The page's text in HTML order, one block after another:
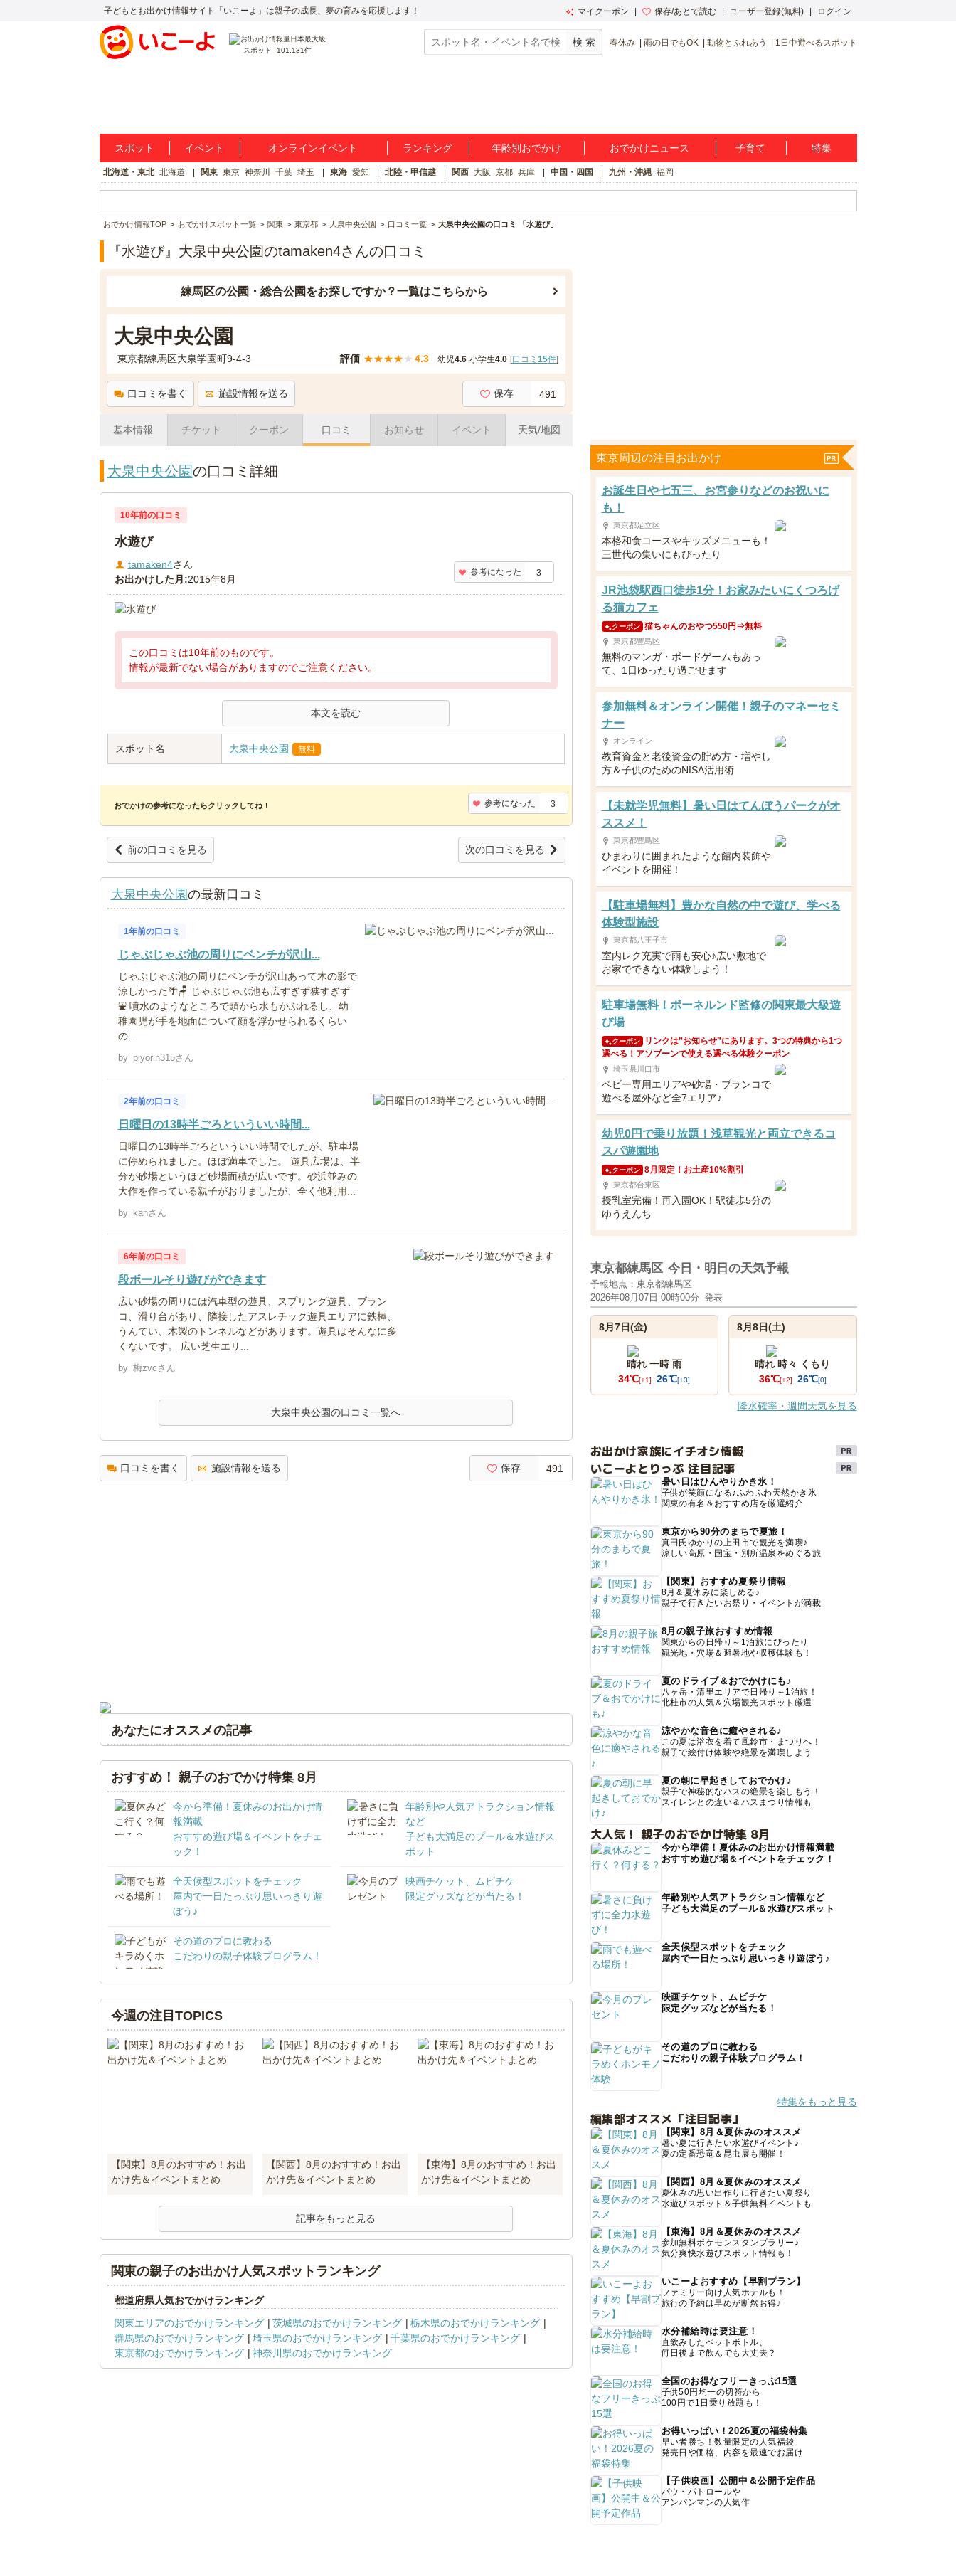
子どもとお出かけ情報サイト「いこーよ」は親子の成長、夢の育みを応援します！ マイクーポン 保存/あとで読む ユーザー登録(無料) ログイン
スポット 101,131件
春休み 雨の日でもOK 動物とふれあう 1日中遊べるスポット
スポット イベント オンラインイベント ランキング 年齢別おでかけ おでかけニュース 子育て 特集
北海道・東北 北海道 関東 東京 神奈川 千葉 埼玉 東海 愛知 北陸・甲信越 関西 大阪 京都 兵庫 中国・四国 九州・沖縄 福岡
おでかけ情報TOP おでかけスポット一覧 関東 東京都 大泉中央公園 口コミ一覧 大泉中央公園の口コミ 「水遊び」
『水遊び』大泉中央公園のtamaken4さんの口コミ
練馬区の公園・総合公園をお探しですか？一覧はこちらから
大泉中央公園
東京都練馬区大泉学園町9-4-3 評価 ★★★★★ 4.3 幼児4.6 小学生4.0 [口コミ 15件]
口コミを書く 施設情報を送る 保存 491
基本情報 チケット クーポン 口コミ お知らせ イベント 天気/地図
大泉中央公園の口コミ詳細
10年前の口コミ
水遊び
tamaken4さん
お出かけした月:2015年8月
参考になった 3
この口コミは10年前のものです。
情報が最新でない場合がありますのでご注意ください。
本文を読む
スポット名 大泉中央公園 無料
おでかけの参考になったらクリックしてね！ 参考になった 3
前の口コミを見る 次の口コミを見る
大泉中央公園の最新口コミ
1年前の口コミ
じゃぶじゃぶ池の周りにベンチが沢山...
じゃぶじゃぶ池の周りにベンチが沢山あって木の影で
涼しかった🌴🪑 じゃぶじゃぶ池も広すぎず狭すぎず
⛲️ 噴水のようなところで頭から水もかぶれるし、幼
稚園児が手を地面について顔を浮かせられるくらい
の...
by piyorin315さん
2年前の口コミ
日曜日の13時半ごろといういい時間...
日曜日の13時半ごろといういい時間でしたが、駐車場
に停められました。ほぼ満車でした。 遊具広場は、半
分が砂場というほど砂場面積が広いです。砂浜並みの
大作を作っている親子がおりましたが、全く他利用...
by kanさん
6年前の口コミ
段ボールそり遊びができます
広い砂場の周りには汽車型の遊具、スプリング遊具、ブラン
コ、滑り台があり、隣接したアスレチック遊具エリアに鉄棒、
うんてい、木製のトンネルなどがあります。遊具はそんなに多
くないです。 広い芝生エリ...
by 梅zvcさん
大泉中央公園の口コミ一覧へ
口コミを書く 施設情報を送る 保存 491
あなたにオススメの記事
おすすめ！ 親子のおでかけ特集 8月
今から準備！夏休みのお出かけ情
報満載
おすすめ遊び場＆イベントをチェ
ック！
年齢別や人気アトラクション情報
など
子ども大満足のプール＆水遊びス
ポット
全天候型スポットをチェック
屋内で一日たっぷり思いっきり遊
ぼう♪
映画チケット、ムビチケ
限定グッズなどが当たる！
その道のプロに教わる
こだわりの親子体験プログラム！
今週の注目TOPICS
【関東】8月のおすすめ！お出
かけ先＆イベントまとめ
【関西】8月のおすすめ！お出
かけ先＆イベントまとめ
【東海】8月のおすすめ！お出
かけ先＆イベントまとめ
記事をもっと見る
関東の親子のお出かけ人気スポットランキング
都道府県人気おでかけランキング
関東エリアのおでかけランキング
茨城県のおでかけランキング
栃木県のおでかけランキング
群馬県のおでかけランキング
埼玉県のおでかけランキング
千葉県のおでかけランキング
東京都のおでかけランキング
神奈川県のおでかけランキング
東京周辺の注目お出かけ
お誕生日や七五三、お宮参りなどのお祝いに
も！
東京都足立区
本格和食コースやキッズメニューも！
三世代の集いにもぴったり
JR池袋駅西口徒歩1分！お家みたいにくつろげ
る猫カフェ
クーポン 猫ちゃんのおやつ550円⇒無料
東京都豊島区
無料のマンガ・ボードゲームもあっ
て、1日ゆったり過ごせます
参加無料＆オンライン開催！親子のマネーセミ
ナー
オンライン
教育資金と老後資金の貯め方・増やし
方＆子供のためのNISA活用術
【未就学児無料】暑い日はてんぼうパークがオ
ススメ！
東京都豊島区
ひまわりに囲まれたような館内装飾や
イベントを開催！
【駐車場無料】豊かな自然の中で遊び、学べる
体験型施設
東京都八王子市
室内レク充実で雨も安心♪広い敷地で
お家でできない体験しよう！
駐車場無料！ボーネルンド監修の関東最大級遊
び場
クーポン
リンクは”お知らせ”にあります。3つの特典から1つ
選べる！アソブーンで使える選べる体験クーポン
埼玉県川口市
ベビー専用エリアや砂場・ブランコで
遊べる屋外など全7エリア♪
幼児0円で乗り放題！浅草観光と両立できるコ
スパ遊園地
クーポン 8月限定！お土産10%割引
東京都台東区
授乳室完備！再入園OK！駅徒歩5分の
ゆうえんち
東京都練馬区 今日・明日の天気予報
予報地点：東京都練馬区
2026年08月07日 00時00分 発表
8月7日(金)
晴れ 一時 雨
34℃[+1] 26℃[+3]
8月8日(土)
晴れ 時々 くもり
36℃[+2] 26℃[0]
降水確率・週間天気を見る
お出かけ家族にイチオシ情報
いこーよとりっぷ 注目記事
暑い日はひんやりかき氷！
子供が笑顔になる♪ふわふわ天然かき氷
関東の有名＆おすすめ店を厳選紹介
東京から90分のまちで夏旅！
真田氏ゆかりの上田市で観光を満喫♪
涼しい高原・国宝・別所温泉をめぐる旅
【関東】おすすめ夏祭り情報
8月＆夏休みに楽しめる♪
親子で行きたいお祭り・イベントが満載
8月の親子旅おすすめ情報
関東からの日帰り～1泊旅にぴったり
観光地・穴場＆避暑地や収穫体験も！
夏のドライブ＆おでかけにも♪
八ヶ岳・清里エリアで日帰り～1泊旅！
北杜市の人気＆穴場観光スポット厳選
涼やかな音色に癒やされる♪
この夏は浴衣を着て風鈴市・まつりへ！
親子で絵付け体験や絶景を満喫しよう
夏の朝に早起きしておでかけ♪
親子で神秘的なハスの絶景を楽しもう！
スイレンとの違い＆ハスまつり情報も
大人気！ 親子のおでかけ特集 8月
今から準備！夏休みのお出かけ情報満載
おすすめ遊び場＆イベントをチェック！
年齢別や人気アトラクション情報など
子ども大満足のプール＆水遊びスポット
全天候型スポットをチェック
屋内で一日たっぷり思いっきり遊ぼう♪
映画チケット、ムビチケ
限定グッズなどが当たる！
その道のプロに教わる
こだわりの親子体験プログラム！
特集をもっと見る
編集部オススメ「注目記事」
【関東】8月＆夏休みのオススメ
暑い夏に行きたい水遊びイベント♪
夏の定番恐竜＆昆虫展も開催！
【関西】8月＆夏休みのオススメ
夏休みの思い出作りに行きたい夏祭り
水遊びスポット＆子供無料イベントも
【東海】8月＆夏休みのオススメ
参加無料ポケモンスタンプラリー♪
気分爽快水遊びスポット情報も！
いこーよおすすめ【早割プラン】
ファミリー向け人気ホテルも！
旅行の予約は早めが断然お得♪
水分補給時は要注意！
直飲みしたペットボトル、
何日後まで飲んでも大丈夫？
全国のお得なフリーきっぷ15選
子供50円均一の切符から
100円で1日乗り放題も！
お得いっぱい！2026夏の福袋特集
早い者勝ち！数量限定の人気福袋
発売日や価格、内容を最速でお届け
【子供映画】公開中＆公開予定作品
パウ・パトロールや
アンパンマンの人気作